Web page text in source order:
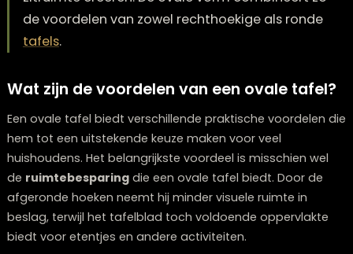
aan tafel te plaatsen dan je misschien zou
verwachten, omdat de ronde kanten extra
de voordelen van zowel rechthoekige als
tafels
Wat zijn de voordelen van een ovale
Een ovale tafel biedt verschillende praktische
hem tot een uitstekende keuze maken voor veel
huishoudens. Het belangrijkste voordeel is misschien